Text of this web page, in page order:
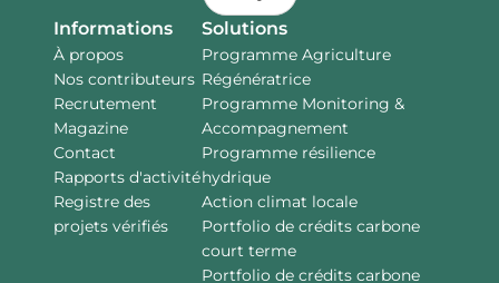
Informations
À propos
Nos contributeurs
Recrutement
Magazine
Contact
Rapports d'activité
Registre des
projets vérifiés
Solutions
Programme Agriculture
Régénératrice
Programme Monitoring &
Accompagnement
Programme résilience
hydrique
Action climat locale
Portfolio de crédits carbone
court terme
Portfolio de crédits carbone